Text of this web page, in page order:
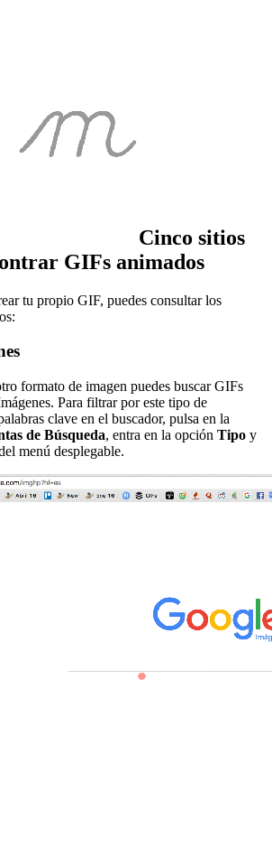
Cinco sitios
GIFs animados
tu propio GIF, puedes consultar los
formato de imagen puedes buscar GIFs
Para filtrar por este tipo de
clave en el buscador, pulsa en la
de Búsqueda, entra en la opción Tipo y
menú desplegable.